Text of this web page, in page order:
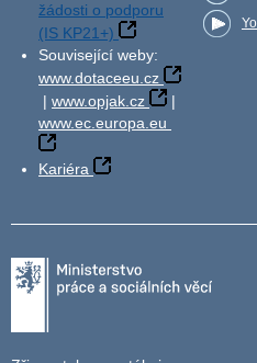
žádosti o podporu
(IS KP21+)
Související weby:
www.dotaceeu.cz
| www.opjak.cz
|
www.ec.europa.eu
Kariéra